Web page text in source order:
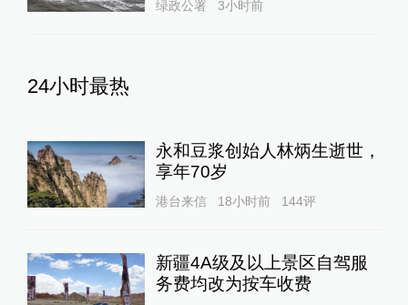
绿政公署 3小时前
24小时最热
永和豆浆创始人林炳生逝世，
享年70岁
港台来信 18小时前 144评
新疆4A级及以上景区自驾服
务费均改为按车收费